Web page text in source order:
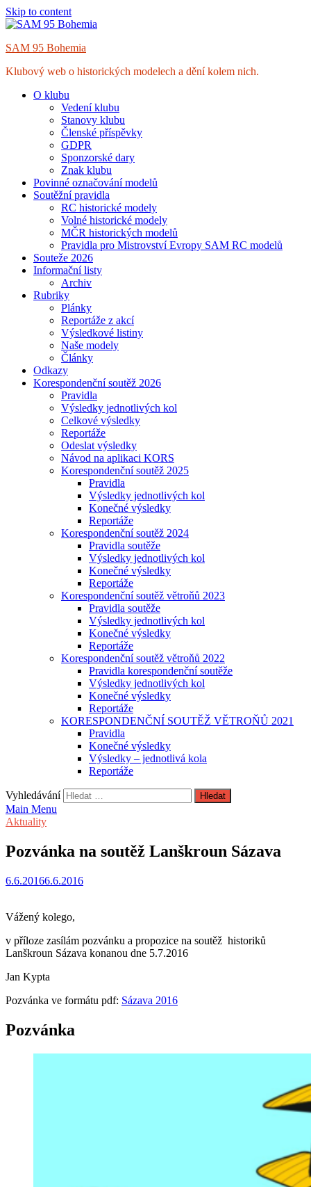
Skip to content
SAM 95 Bohemia
Klubový web o historických modelech a dění kolem nich.
O klubu
Vedení klubu
Stanovy klubu
Členské příspěvky
GDPR
Sponzorské dary
Znak klubu
Povinné označování modelů
Soutěžní pravidla
RC historické modely
Volné historické modely
MČR historických modelů
Pravidla pro Mistrovství Evropy SAM RC modelů
Souteže 2026
Informační listy
Archiv
Rubriky
Plánky
Reportáže z akcí
Výsledkové listiny
Naše modely
Články
Odkazy
Korespondenční soutěž 2026
Pravidla
Výsledky jednotlivých kol
Celkové výsledky
Reportáže
Odeslat výsledky
Návod na aplikaci KORS
Korespondenční soutěž 2025
Pravidla
Výsledky jednotlivých kol
Konečné výsledky
Reportáže
Korespondenční soutěž 2024
Pravidla soutěže
Výsledky jednotlivých kol
Konečné výsledky
Reportáže
Korespondenční soutěž větroňů 2023
Pravidla soutěže
Výsledky jednotlivých kol
Konečné výsledky
Reportáže
Korespondenční soutěž větroňů 2022
Pravidla korespondenční soutěže
Výsledky jednotlivých kol
Konečné výsledky
Reportáže
KORESPONDENČNÍ SOUTĚŽ VĚTROŇŮ 2021
Pravidla
Konečné výsledky
Výsledky – jednotlivá kola
Reportáže
Vyhledávání
Main Menu
Aktuality
Pozvánka na soutěž Lanškroun Sázava
6.6.20166.6.2016
Vážený kolego,
v příloze zasílám pozvánku a propozice na soutěž historiků
Lanškroun Sázava konanou dne 5.7.2016
Jan Kypta
Pozvánka ve formátu pdf: Sázava 2016
Pozvánka